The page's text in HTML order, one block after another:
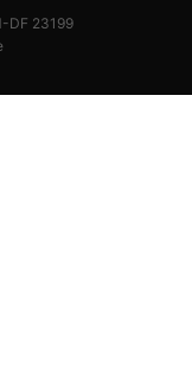
DF 23199